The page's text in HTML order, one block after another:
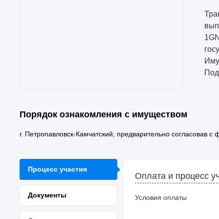
Порядок ознакомления с имуществом
г. Петропавловск-Камчатский, предварительно
Процесс участия
Документы
Оплата и процесс
Условия оплаты